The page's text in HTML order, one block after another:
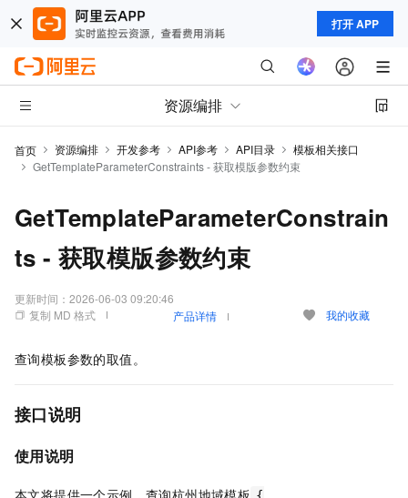
打开 APP
资源编排
首页 资源编排 开发参考 API参考 API目录
模板相关接口
GetTemplateParameterConstraints - 获取模版参数约束
GetTemplateParameterConstrain
ts - 获取模版参数约束
更新时间： 2026-06-03 09:20:46
复制 MD 格式
产品详情 我的收藏
查询模板参数的取值。
接口说明
使用说明
本文将提供一个示例，查询杭州地域模板